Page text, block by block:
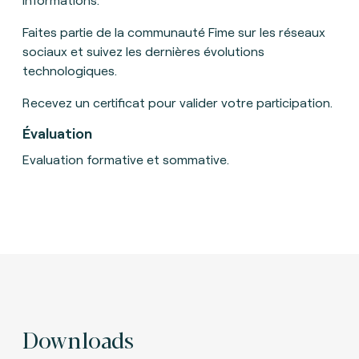
Faites partie de la communauté Fime sur les réseaux
sociaux et suivez les dernières évolutions
technologiques.
Recevez un certificat pour valider votre participation.
Évaluation
Evaluation formative et sommative.
Downloads